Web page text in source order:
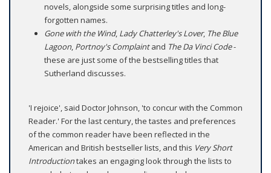
novels, alongside some surprising titles and long-
forgotten names.
Gone with the Wind, Lady Chatterley's Lover, The Blue
Lagoon, Portnoy's Complaintand The Da Vinci Code-
these are just some of the bestselling titles that
Sutherland discusses.
'I rejoice', said Doctor Johnson, 'to concur with the Common
Reader.' For the last century, the tastes and preferences
of the common reader have been reflected in the
American and British bestseller lists, and this Very Short
Introductiontakes an engaging look through the lists to